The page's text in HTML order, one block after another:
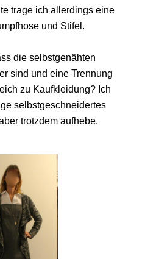
trage ich allerdings eine
und Stifel.
die selbstgenähten
sind und eine Trennung
zu Kaufkleidung? Ich
selbstgeschneidertes
trotzdem aufhebe.